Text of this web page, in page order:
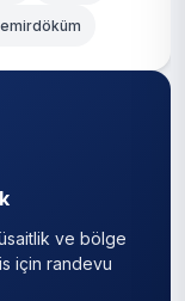
ve bölge
için randevu